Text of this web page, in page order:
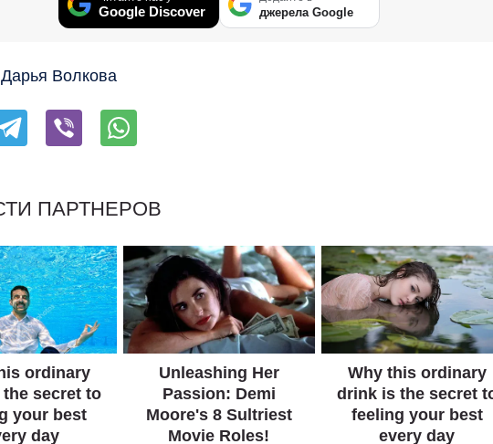
Google Discover джерела Google
Дарья Волкова